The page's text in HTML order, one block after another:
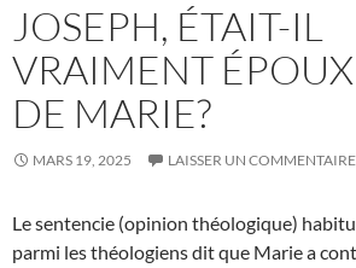
JOSEPH, ÉTAIT-IL
VRAIMENT ÉPOUX
DE MARIE?
MARS 19, 2025 LAISSER UN COMMENTAIRE
Le sentencie (opinion théologique)
parmi les théologiens dit que Marie a